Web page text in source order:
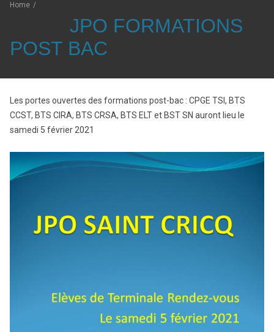
Home /
JPO FORMATIONS
POST BAC
Les portes ouvertes des formations post-bac : CPGE TSI, BTS
CCST, BTS CIRA, BTS CRSA, BTS ELT et BST SN auront lieu le
samedi 5 février 2021